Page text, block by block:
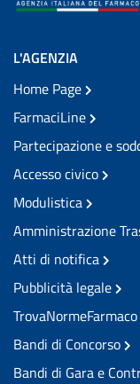
L'AGENZIA
Home Page
FarmaciLine
Partecipazione e
Accesso civico
Modulistica
Amministrazione
Atti di notifica
Pubblicità legale
TrovaNormeFarmaco
Bandi di Concorso
Bandi di Gara e